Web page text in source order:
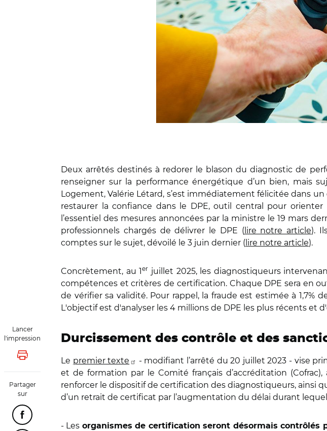
Lancer
l'impression
Lancer l'impression
Partager
sur
Partager cette page sur Facebook
Deux arrêtés destinés à redorer le blason du diagnostic de
renseigner sur la performance énergétique d’un bien, mais
Logement, Valérie Létard, s’est immédiatement félicitée dans
restaurer la confiance dans le DPE, outil central pour
l’essentiel des mesures annoncées par la ministre le 19 mars
professionnels chargés de délivrer le DPE (lire notre article).
comptes sur le sujet, dévoilé le 3 juin dernier ( lire notre article).
Concrètement, au 1er juillet 2025, les diagnostiqueurs
compétences et critères de certification. Chaque DPE sera en
de vérifier sa validité. Pour rappel, la fraude est estimée à 1,7%
L'objectif est d'analyser les 4 millions de DPE les plus récents et
Durcissement des contrôle et des
Le premier texte
- modifiant l’arrêté du 20 juillet 2023 - vise
et de formation par le Comité français d’accréditation
renforcer le dispositif de certification des diagnostiqueurs, ainsi
d’un retrait de certificat par l’augmentation du délai durant
- Les organismes de certification seront désormais contrôlés